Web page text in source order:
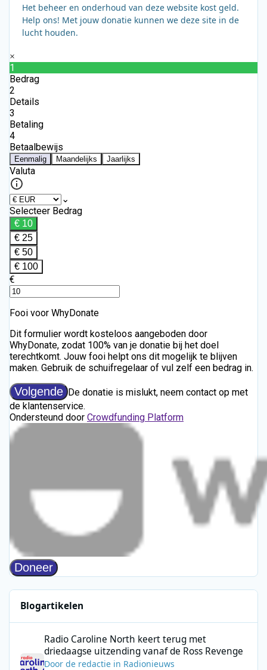
Het beheer en onderhoud van deze website kost geld.
Help ons! Met jouw donatie kunnen we deze site in de
lucht houden.
Blogartikelen
Radio Caroline North keert terug met
driedaagse uitzending vanaf de Ross Revenge
Doorde redactie in Radionieuws